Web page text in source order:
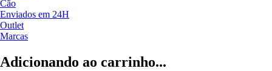
Cão
Enviados em 24H
Outlet
Marcas
Adicionando ao carrinho...